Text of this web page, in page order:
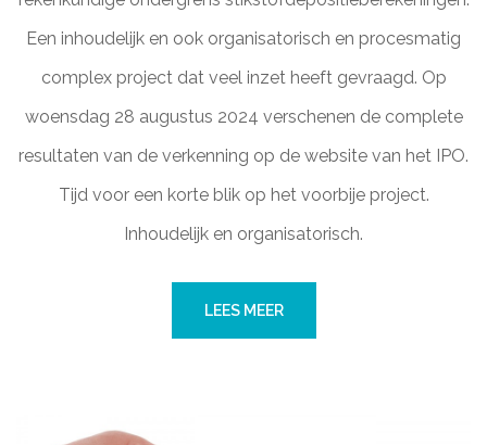
Een inhoudelijk en ook organisatorisch en procesmatig
complex project dat veel inzet heeft gevraagd. Op
woensdag 28 augustus 2024 verschenen de complete
resultaten van de verkenning op de website van het IPO.
Tijd voor een korte blik op het voorbije project.
Inhoudelijk en organisatorisch.
LEES MEER